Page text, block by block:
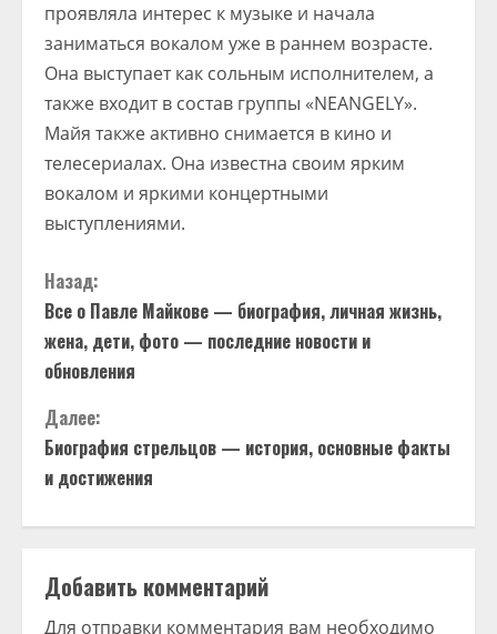
проявляла интерес к музыке и начала
заниматься вокалом уже в раннем возрасте.
Она выступает как сольным исполнителем, а
также входит в состав группы «NEANGELY».
Майя также активно снимается в кино и
телесериалах. Она известна своим ярким
вокалом и яркими концертными
выступлениями.
П
р
о
д
о
л
ж
и
Назад:
Все о Павле Майкове — биография, личная жизнь,
жена, дети, фото — последние новости и
обновления
Далее:
Биография стрельцов — история, основные факты
и достижения
Добавить комментарий
Для отправки комментария вам необходимо